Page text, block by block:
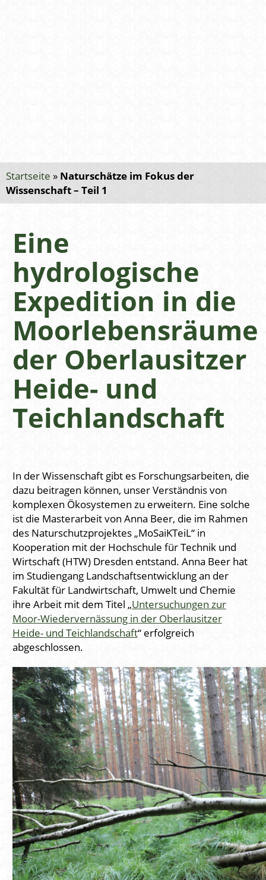
Startseite » Naturschätze im Fokus der
Wissenschaft – Teil 1
Eine
hydrologische
Expedition in die
Moorlebensräume
der Oberlausitzer
Heide- und
Teichlandschaft
In der Wissenschaft gibt es Forschungsarbeiten, die
dazu beitragen können, unser Verständnis von
komplexen Ökosystemen zu erweitern. Eine solche
ist die Masterarbeit von Anna Beer, die im Rahmen
des Naturschutzprojektes „MoSaiKTeiL“ in
Kooperation mit der Hochschule für Technik und
Wirtschaft (HTW) Dresden entstand. Anna Beer hat
im Studiengang Landschaftsentwicklung an der
Fakultät für Landwirtschaft, Umwelt und Chemie
ihre Arbeit mit dem Titel „Untersuchungen zur
Moor-Wiedervernässung in der Oberlausitzer
Heide- und Teichlandschaft“ erfolgreich
abgeschlossen.